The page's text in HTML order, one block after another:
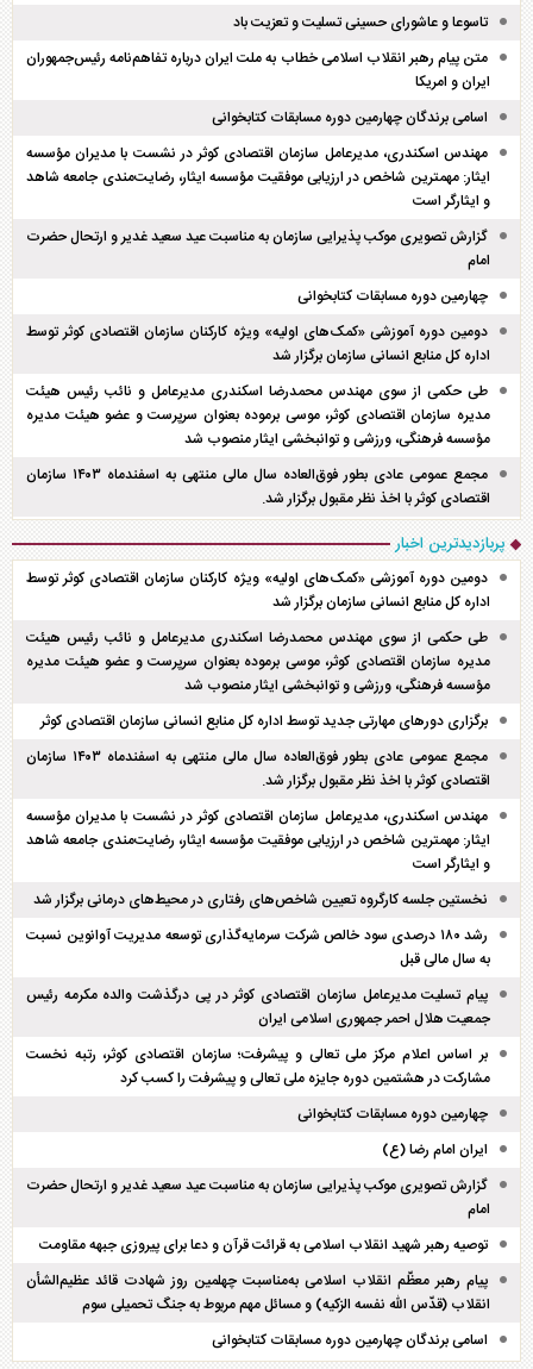
تاسوعا و عاشورای حسینی تسلیت و تعزیت باد
متن پیام رهبر انقلاب اسلامی خطاب به ملت ایران درباره تفاهم‌نامه رئیس‌جمهوران
ایران و امریکا
اسامی برندگان چهارمین دوره مسابقات کتابخوانی
مهندس اسکندری، مدیرعامل سازمان اقتصادی کوثر در نشست با مدیران مؤسسه
ایثار: مهمترین شاخص در ارزیابی موفقیت مؤسسه ایثار، رضایت‌مندی جامعه شاهد
و ایثارگر است
گزارش تصویری موکب پذیرایی سازمان به مناسبت عید سعید غدیر و ارتحال حضرت
امام
چهارمین دوره مسابقات کتابخوانی
دومین دوره آموزشی «کمک‌های اولیه» ویژه کارکنان سازمان اقتصادی کوثر توسط
اداره کل منابع انسانی سازمان برگزار شد
طی حکمی از سوی مهندس محمدرضا اسکندری مدیرعامل و نائب رئیس هیئت
مدیره سازمان اقتصادی کوثر، موسی برموده بعنوان سرپرست و عضو هیئت مدیره
مؤسسه فرهنگی، ورزشی و توانبخشی ایثار منصوب شد
مجمع عمومی عادی بطور فوق‌العاده سال مالی منتهی به اسفند‌ماه ۱۴۰۳ سازمان
اقتصادی کوثر با اخذ نظر مقبول برگزار شد.
پربازدیدترین اخبار
دومین دوره آموزشی «کمک‌های اولیه» ویژه کارکنان سازمان اقتصادی کوثر توسط
اداره کل منابع انسانی سازمان برگزار شد
طی حکمی از سوی مهندس محمدرضا اسکندری مدیرعامل و نائب رئیس هیئت
مدیره سازمان اقتصادی کوثر، موسی برموده بعنوان سرپرست و عضو هیئت مدیره
مؤسسه فرهنگی، ورزشی و توانبخشی ایثار منصوب شد
برگزاری دور‌های مهارتی جدید توسط اداره کل منابع انسانی سازمان اقتصادی کوثر
مجمع عمومی عادی بطور فوق‌العاده سال مالی منتهی به اسفند‌ماه ۱۴۰۳ سازمان
اقتصادی کوثر با اخذ نظر مقبول برگزار شد.
مهندس اسکندری، مدیرعامل سازمان اقتصادی کوثر در نشست با مدیران مؤسسه
ایثار: مهمترین شاخص در ارزیابی موفقیت مؤسسه ایثار، رضایت‌مندی جامعه شاهد
و ایثارگر است
نخستین جلسه کارگروه تعیین شاخص‌های رفتاری در محیط‌های درمانی برگزار شد
رشد ۱۸۰ درصدی سود خالص شرکت سرمایه‌گذاری توسعه مدیریت آوانوین نسبت
به سال مالی قبل
پیام تسلیت مدیرعامل سازمان اقتصادی کوثر در پی درگذشت والده مکرمه رئیس
جمعیت هلال احمر جمهوری اسلامی ایران
بر اساس اعلام مرکز ملی تعالی و پیشرفت؛ سازمان اقتصادی کوثر، رتبه نخست
مشارکت در هشتمین دوره جایزه ملی تعالی و پیشرفت را کسب کرد
چهارمین دوره مسابقات کتابخوانی
ایران امام رضا (ع)
گزارش تصویری موکب پذیرایی سازمان به مناسبت عید سعید غدیر و ارتحال حضرت
امام
توصیه رهبر شهید انقلاب اسلامی به قرائت قرآن و دعا برای پیروزی جبهه مقاومت
پیام رهبر معظّم انقلاب اسلامی به‌مناسبت چهلمین روز شهادت قائد عظیم‌الشأن
انقلاب (قدّس الله نفسه الزکیه) و مسائل مهم مربوط به جنگ تحمیلی سوم
اسامی برندگان چهارمین دوره مسابقات کتابخوانی